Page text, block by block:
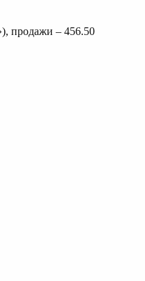
продажи – 456.50